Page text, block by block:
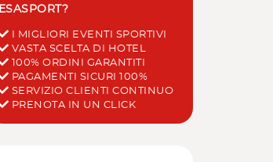
ESASPORT?
I MIGLIORI EVENTI SPORTIVI
VASTA SCELTA DI HOTEL
100% ORDINI GARANTITI
PAGAMENTI SICURI 100%
SERVIZIO CLIENTI CONTINUO
PRENOTA IN UN CLICK